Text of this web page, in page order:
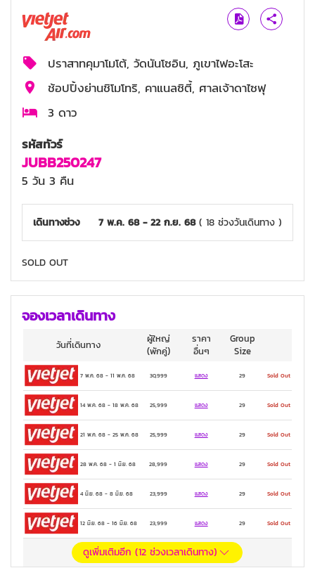
ปราสาทคุมาโมโต้, วัดนันโซอิน, ภูเขาไฟอะโสะ
ช้อปปิ้งย่านชิโมโทริ, คาแนลซิตี้, ศาลเจ้าดาไซฟุ
3 ดาว
รหัสทัวร์
JUBB250247
5 วัน 3 คืน
เดินทางช่วง 7 พ.ค. 68 - 22 ก.ย. 68( 18 ช่วงวันเดินทาง )
SOLD OUT
จองเวลาเดินทาง
วันที่เดินทาง
ผู้ใหญ่
(พักคู่)
ราคา
อื่นๆ
Group
Size
7 พ.ค. 68- 11 พ.ค. 68 30,999 แสดง 29 Sold Out
14 พ.ค. 68- 18 พ.ค. 68 25,999 แสดง 29 Sold Out
21 พ.ค. 68- 25 พ.ค. 68 25,999 แสดง 29 Sold Out
28 พ.ค. 68- 1 มิ.ย. 68 28,999 แสดง 29 Sold Out
4 มิ.ย. 68- 8 มิ.ย. 68 23,999 แสดง 29 Sold Out
12 มิ.ย. 68- 16 มิ.ย. 68 23,999 แสดง 29 Sold Out
ดูเพิ่มเติมอีก (12 ช่วงเวลาเดินทาง)